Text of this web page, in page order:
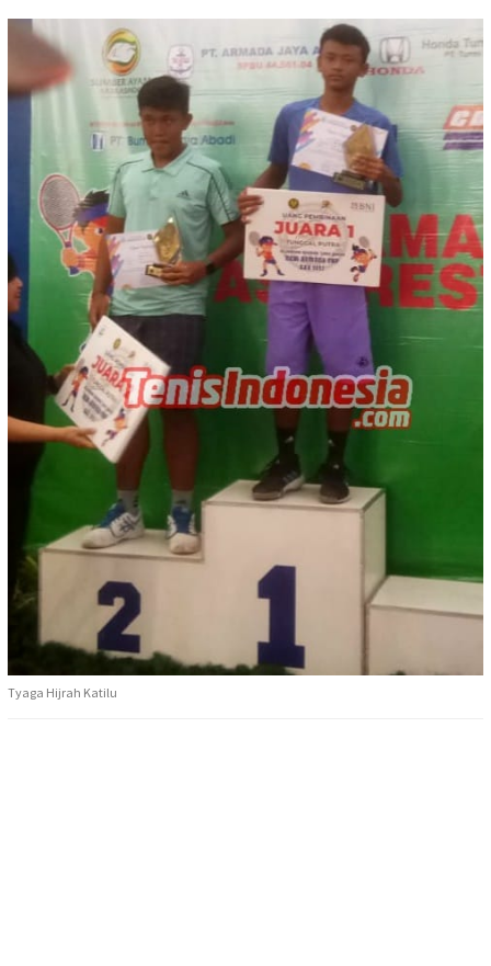
Tyaga Hijrah Katilu